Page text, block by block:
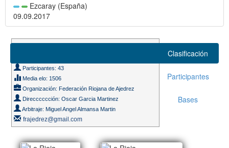
Ezcaray (España)
09.09.2017
Participantes: 43
Media elo: 1506
Organización: Federación Riojana de Ajedrez
Direcccccción: Oscar Garcia Martinez
Arbitraje: Miguel Angel Almansa Martin
frajedrez@gmail.com
Clasificación
Participantes
Bases